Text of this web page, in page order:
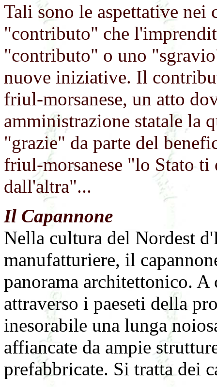
Tali sono le aspettative
"contributo" che
"contributo" o uno
nuove iniziative. Il
friul-morsanese, un atto
amministrazione statale la
"grazie" da parte del
friul-morsanese "lo Stato ti
dall'altra"...
Il Capannone
Nella cultura del Nordest
manufatturiere, il
panorama architettonico. A
attraverso i paeseti della
inesorabile una lunga
affiancate da ampie
prefabbricate. Si tratta dei